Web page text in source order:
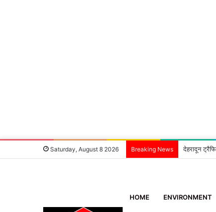
Saturday, August 8 2026 Breaking News देहरादून
HOME ENVIRONMENT